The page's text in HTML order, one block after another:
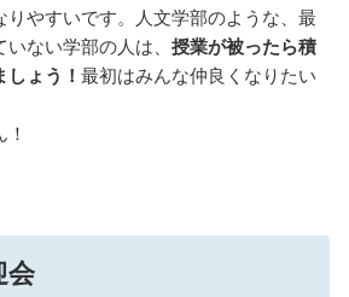
りやすいです。人文学部のような、最
ない学部の人は、 授業が被ったら積
ょう！ 最初はみんな仲良くなりたい
会